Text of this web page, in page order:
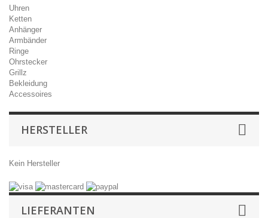
Uhren
Ketten
Anhänger
Armbänder
Ringe
Ohrstecker
Grillz
Bekleidung
Accessoires
HERSTELLER
Kein Hersteller
LIEFERANTEN